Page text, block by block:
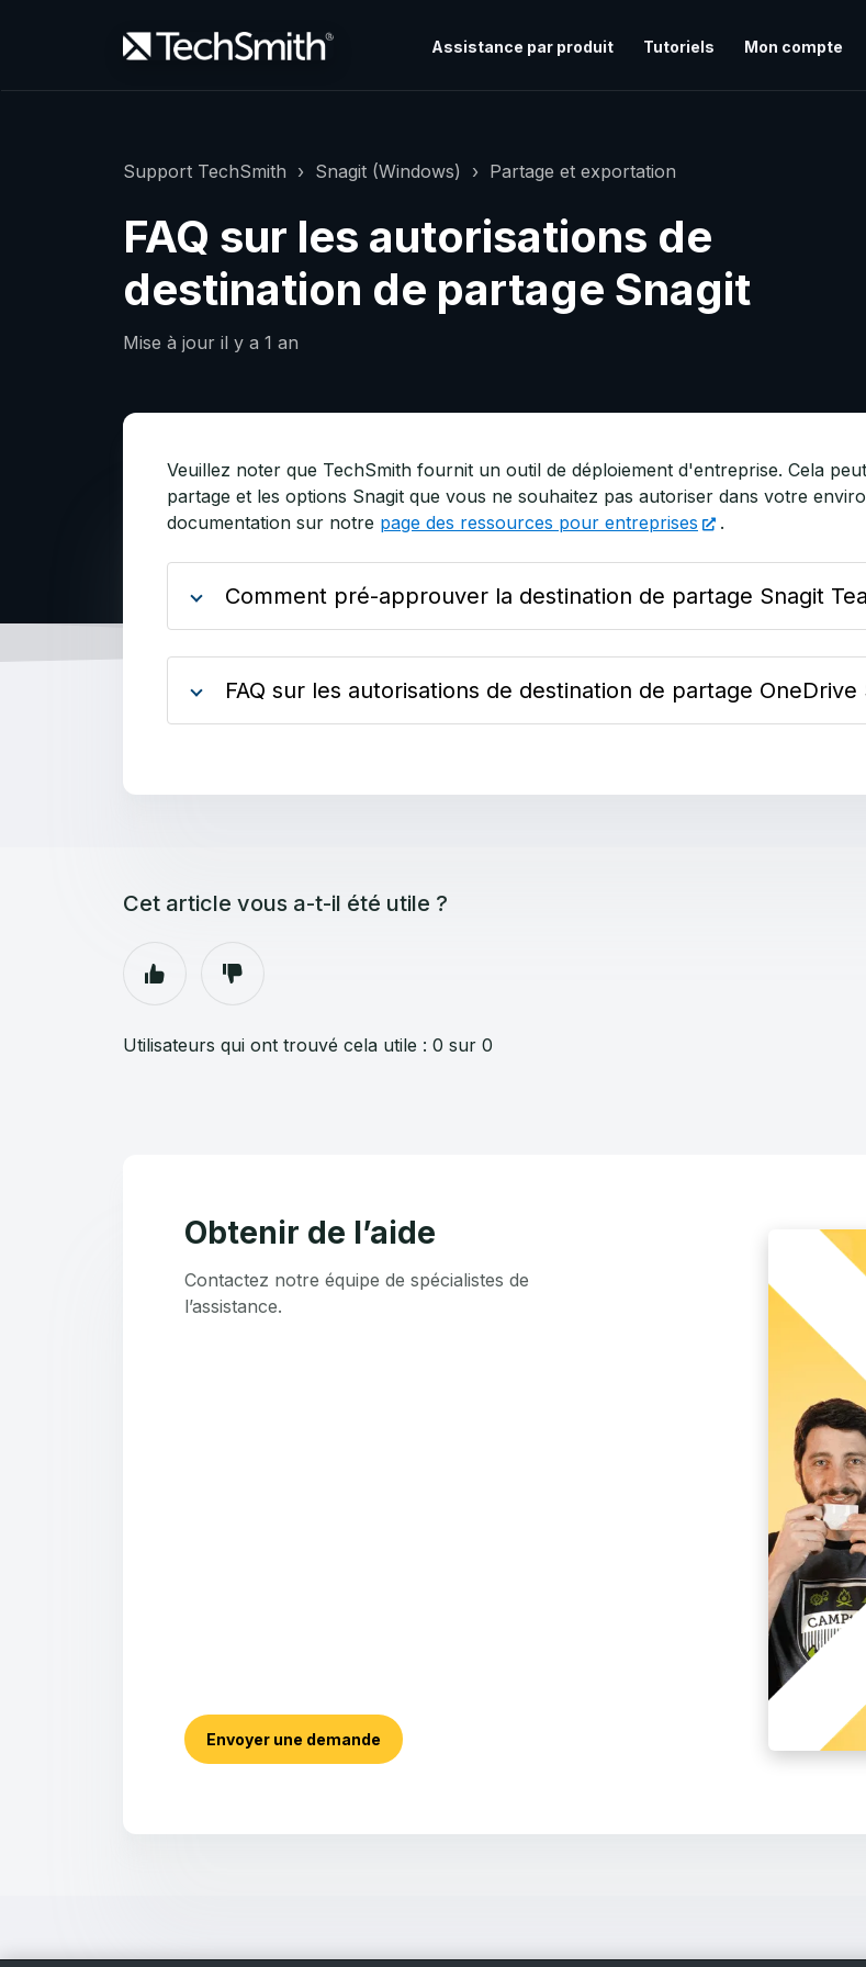
Assistance par produit Tutoriels Mon compte
Support TechSmith Snagit (Windows) Partage et exportation
FAQ sur les autorisations de
destination de partage Snagit
Mise à jour il y a 1 an
Veuillez noter que TechSmith fournit un outil de déploiement d'entreprise. Cela
partage et les options Snagit que vous ne souhaitez pas autoriser dans votre
documentation sur notre page des ressources pour entreprises .
Comment pré-approuver la destination de partage Snagit
FAQ sur les autorisations de destination de partage OneDrive
Cet article vous a-t-il été utile ?
Utilisateurs qui ont trouvé cela utile : 0 sur 0
Obtenir de l’aide
Contactez notre équipe de spécialistes de
l’assistance.
Envoyer une demande